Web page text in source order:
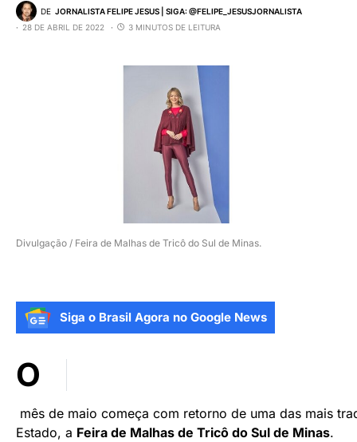
DE JORNALISTA FELIPE JESUS | SIGA: @FELIPE_JESUSJORNALISTA
28 DE ABRIL DE 2022
3 MINUTOS DE LEITURA
Divulgação / Feira de Malhas de Tricô do Sul de Minas.
Siga o Brasil Agora no Google News
O
mês de maio começa com retorno de uma das mais
Estado, a Feira de Malhas de Tricô do Sul de Minas.